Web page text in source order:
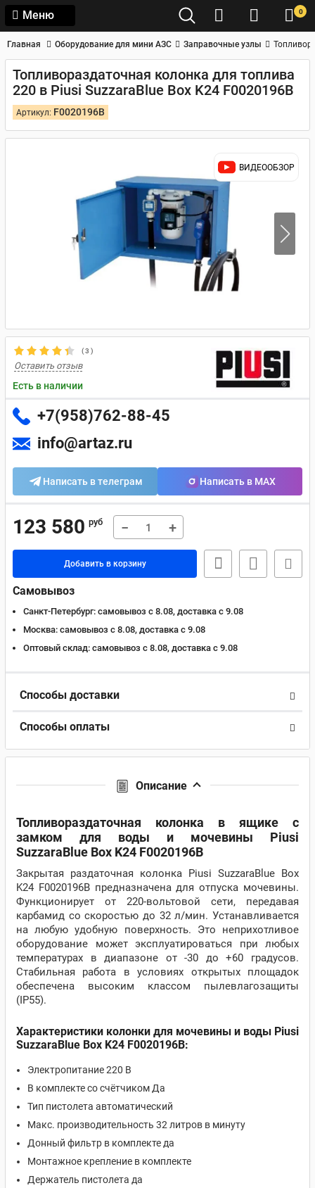
Меню 0
Главная Оборудование для мини АЗС Заправочные узлы
Топливораздаточная колонка для топлива
220 в Piusi SuzzaraBlue Box K24 F0020196B
Артикул: F0020196B
ВИДЕООБЗОР
(3 )
Оставить отзыв
Есть в наличии
+7(958)762-88-45
info@artaz.ru
Написать в телеграм Написать в MAX
123 580 руб − +
Добавить в корзину
Самовывоз
Санкт-Петербург: самовывоз с 8.08, доставка c 9.08
Москва: самовывоз с 8.08, доставка c 9.08
Оптовый склад: самовывоз с 8.08, доставка c 9.08
Способы доставки
Способы оплаты
Описание
Топливораздаточная колонка в ящике с
замком для воды и мочевины Piusi
SuzzaraBlue Box K24 F0020196B
Закрытая раздаточная колонка Piusi SuzzaraBlue Box
K24 F0020196B предназначена для отпуска мочевины.
Функционирует от 220-вольтовой сети, передавая
карбамид со скоростью до 32 л/мин. Устанавливается
на любую удобную поверхность. Это неприхотливое
оборудование может эксплуатироваться при любых
температурах в диапазоне от -30 до +60 градусов.
Стабильная работа в условиях открытых площадок
обеспечена высоким классом пылевлагозащиты
(IP55).
Характеристики колонки для мочевины и воды Piusi
SuzzaraBlue Box K24 F0020196B:
Электропитание 220 В
В комплекте со счётчиком Да
Тип пистолета автоматический
Макс. производительность 32 литров в минуту
Донный фильтр в комплекте да
Монтажное крепление в комплекте
Держатель пистолета да